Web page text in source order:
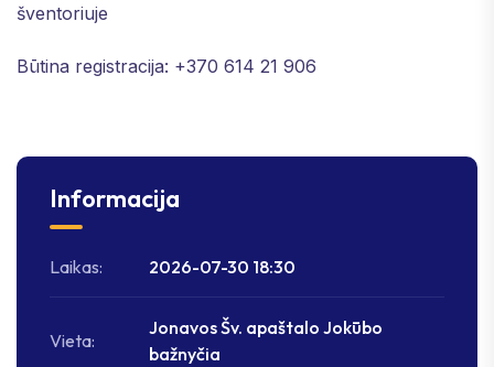
šventoriuje
Būtina registracija: +370 614 21 906
Informacija
Laikas: 2026-07-30 18:30
Vieta:
Jonavos Šv. apaštalo Jokūbo
bažnyčia